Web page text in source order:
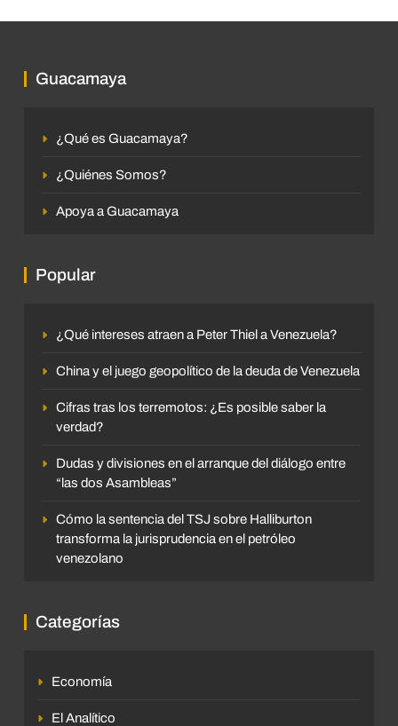
Guacamaya
¿Qué es Guacamaya?
¿Quiénes Somos?
Apoya a Guacamaya
Popular
¿Qué intereses atraen a Peter Thiel a Venezuela?
China y el juego geopolítico de la deuda de Venezuela
Cifras tras los terremotos: ¿Es posible saber la
verdad?
Dudas y divisiones en el arranque del diálogo entre
“las dos Asambleas”
Cómo la sentencia del TSJ sobre Halliburton
transforma la jurisprudencia en el petróleo
venezolano
Categorías
Economía
El Analítico